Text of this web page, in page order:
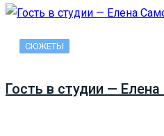
СЮЖЕТЫ
Гость в студии —